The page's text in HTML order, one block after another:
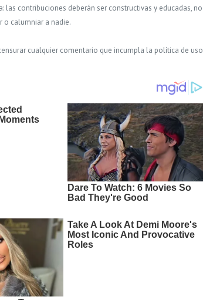
las contribuciones deberán ser constructivas y educadas, no
o calumniar a nadie.
cualquier comentario que incumpla la política de uso